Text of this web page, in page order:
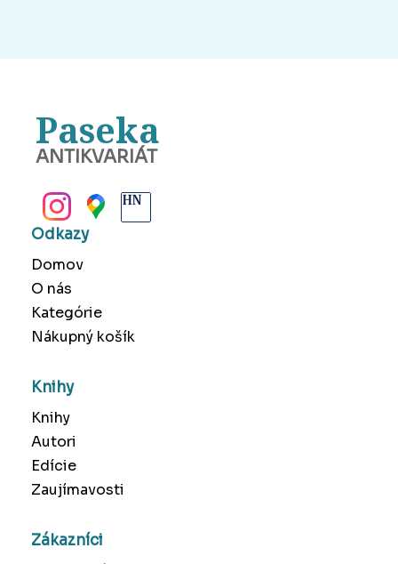
Paseka
ANTIKVARIÁT
Odkazy
Domov
O nás
Kategórie
Nákupný košík
Knihy
Knihy
Autori
Edície
Zaujímavosti
Zákazníci